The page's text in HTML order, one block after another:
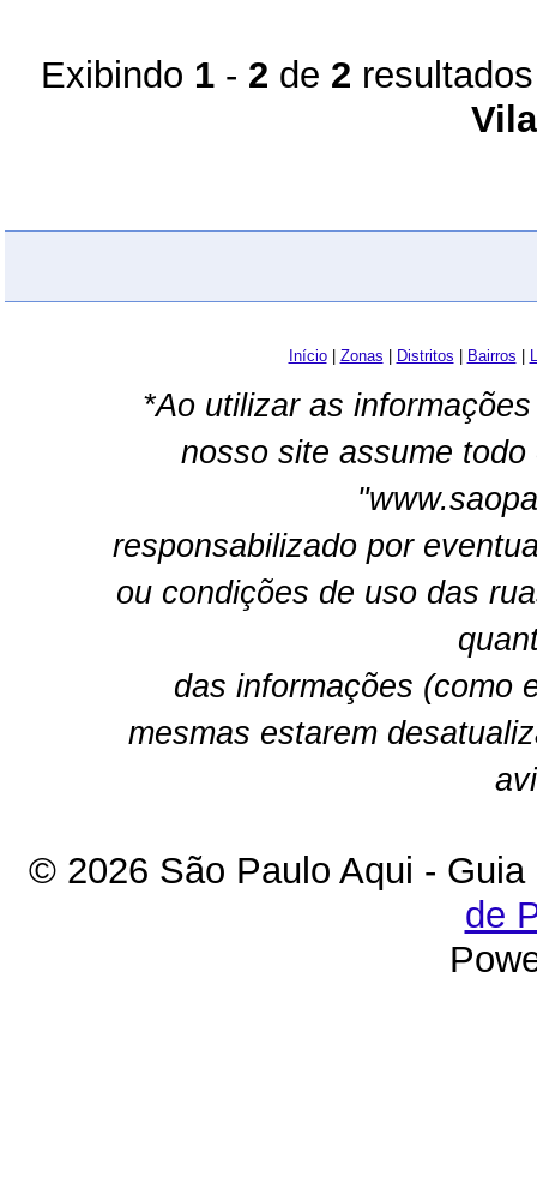
Exibindo 1 - 2 de 2
Início| Zonas Distritos Bairros
*Ao utilizar as
nosso site assume
responsabilizado por
ou condições de uso das
das informações (como
mesmas estarem
© 2026 São Paulo Aqui -
de